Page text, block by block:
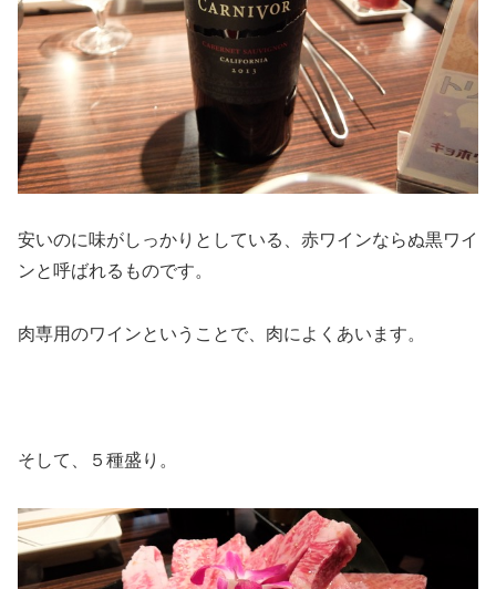
安いのに味がしっかりとしている、赤ワインならぬ黒ワイ
ンと呼ばれるものです。
肉専用のワインということで、肉によくあいます。
そして、５種盛り。